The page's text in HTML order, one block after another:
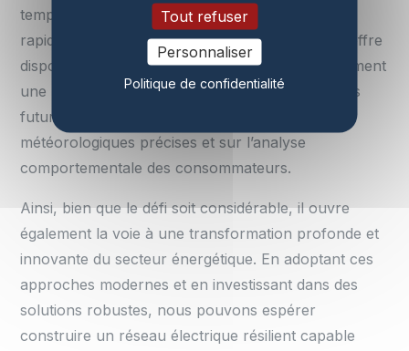
temps réel les flux énergétiques pour ajuster
rapidement la distribution selon la demande et l’offre
disponibles. Ces outils intelligents facilitent également
une meilleure prévision des besoins énergétiques
futurs en s’appuyant sur des données
météorologiques précises et sur l’analyse
comportementale des consommateurs.
Ainsi, bien que le défi soit considérable, il ouvre
également la voie à une transformation profonde et
innovante du secteur énergétique. En adoptant ces
approches modernes et en investissant dans des
solutions robustes, nous pouvons espérer
construire un réseau électrique résilient capable
Tout refuser
Personnaliser
Politique de confidentialité